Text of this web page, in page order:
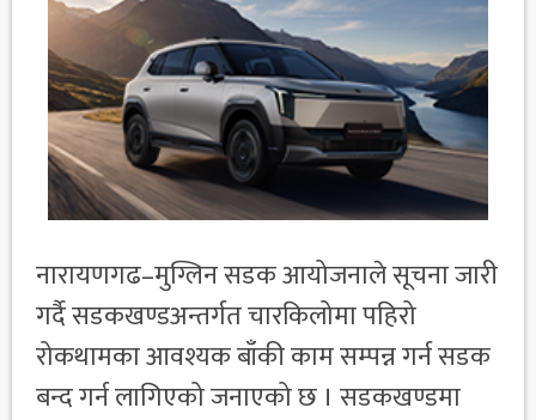
नारायणगढ–मुग्लिन सडक आयोजनाले सूचना जारी
गर्दै सडकखण्डअन्तर्गत चारकिलोमा पहिरो
रोकथामका आवश्यक बाँकी काम सम्पन्न गर्न सडक
बन्द गर्न लागिएको जनाएको छ । सडकखण्डमा